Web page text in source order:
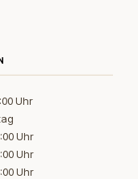
Uhr
Uhr
Uhr
Uhr